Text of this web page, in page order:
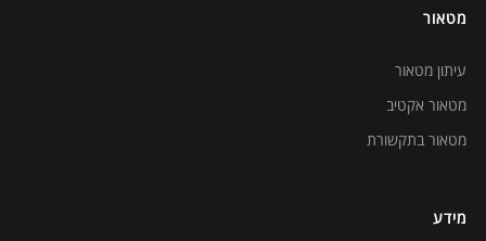
מטאור
עיתון מטאור
מטאור אקטיב
מטאור בתקשורת
מידע